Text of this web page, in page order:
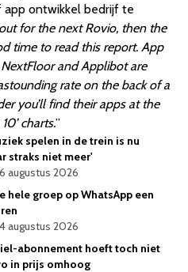
app ontwikkel bedrijf te
for the next Rovio, then the
time to read this report. App
and Applibot are
rate on the back of a
you’ll find their apps at the
charts.”
spelen in de trein is nu
straks niet meer'
augustus 2026
hele groep op WhatsApp een
augustus 2026
abonnement hoeft toch niet
in prijs omhoog